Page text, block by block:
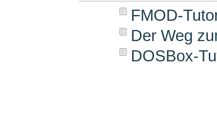
FMOD-
Der Weg
DOSBox-